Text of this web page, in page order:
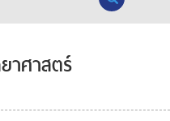
าศาสตร์